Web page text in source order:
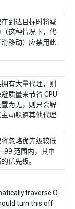
到达目标时将减
这种情况下，代
移动）应禁用此
有大量代理，则
质量来节省 CPU
为无，则只会解
动躲避其他代理
忽略优先级较低
范围内，其中
优先级。
traverse O
turn this off